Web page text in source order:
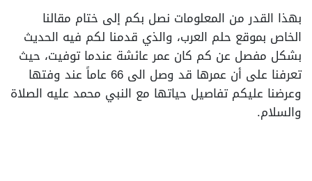
بهذا القدر من المعلومات نصل بكم إلى ختام مقالنا
الخاص بموقع حلم العرب، والذي قدمنا لكم فيه الحديث
بشكل مفصل عن كم كان عمر عائشة عندما توفيت، حيث
تعرفنا على أن عمرها قد وصل الى 66 عاماً عند وفتها
وعرضنا عليكم تفاصيل حياتها مع النبي محمد عليه الصلاة
والسلام.